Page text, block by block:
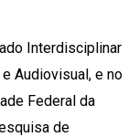
Interdisciplinar
Audiovisual, e no
Federal da
de